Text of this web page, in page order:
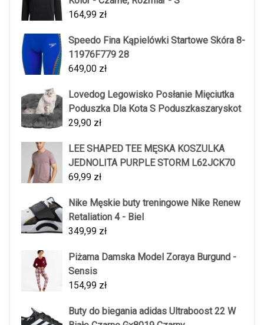
164,99 zł
Speedo Fina Kąpielówki Startowe Skóra 8-
11976F779 28
649,00 zł
Lovedog Legowisko Posłanie Mięciutka
Poduszka Dla Kota S Poduszkaszaryskot
29,90 zł
LEE SHAPED TEE MĘSKA KOSZULKA
JEDNOLITA PURPLE STORM L62JCK70
69,99 zł
Nike Męskie buty treningowe Nike Renew
Retaliation 4 - Biel
349,99 zł
Piżama Damska Model Zoraya Burgund -
Sensis
154,99 zł
Buty do biegania adidas Ultraboost 22 W